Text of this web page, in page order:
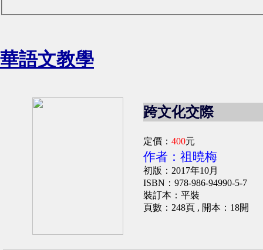
華語文教學
跨文化交際
定價： 400元
作者：祖曉梅
初版：2017年10月
ISBN：978-986-94990-5-7
裝訂本：平裝
頁數：248頁 , 開本：18開